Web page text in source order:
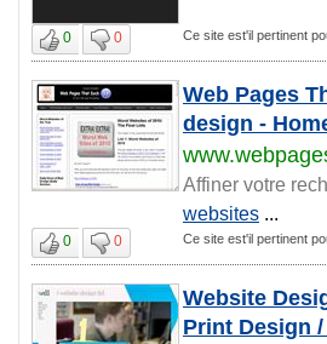
0 0 Ce site est'il pertinent
Web Pages
design -
Affiner votre
websites ...
0 0 Ce site est'il pertinent
Website
Print Design